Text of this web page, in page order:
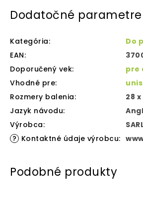
Dodatočné parametre
Kategória:
Do
EAN:
Doporučený vek:
pre
Vhodné pre:
Rozmery balenia:
28 x
Jazyk návodu:
Výrobca:
? Kontaktné údaje výrobcu: